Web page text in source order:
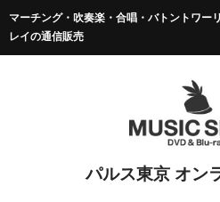
マーチング・吹奏楽・合唱・バトントワー
レイの通信販売
パルス東京 オン